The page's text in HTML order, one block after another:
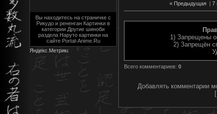
Вы находитесь на страничке с
Рикудо и рененган Картинки в
категории Другие шиноби
раздела Наруто картинки на
сайте Portal-Anime.Ru
« Предыдущая| 7
1) Запрещены
2) Запрещён
Всего комментариев: 0
Добавлять комментарии